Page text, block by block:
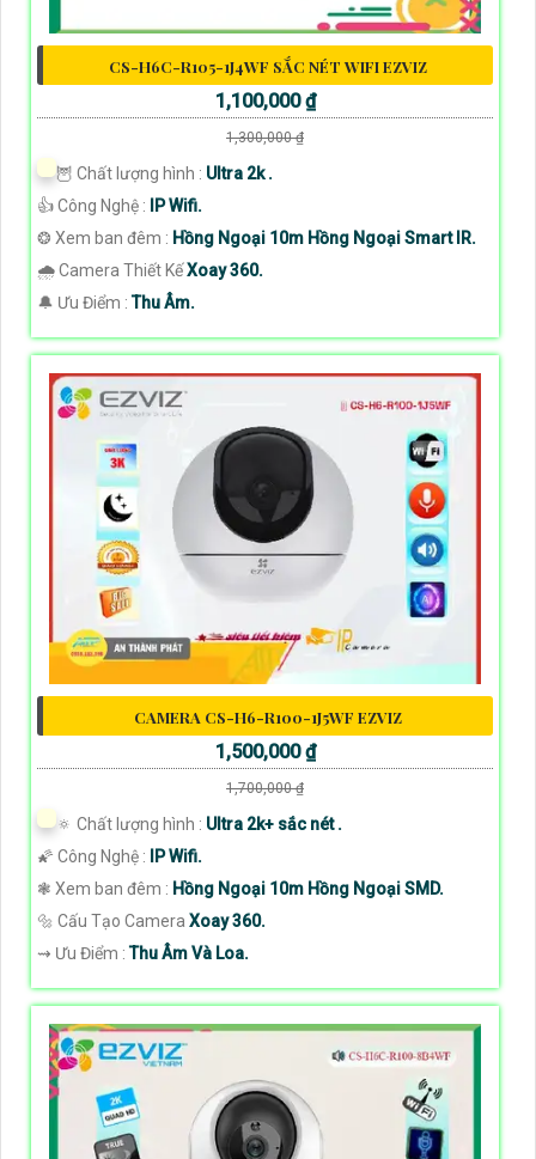
CS-H6C-R105-1J4WF SẮC NÉT WIFI EZVIZ
1,100,000 ₫
1,300,000 ₫
🦉 Chất lượng hình : Ultra 2k .
👍 Công Nghệ :
IP Wifi.
❂ Xem ban đêm : Hồng Ngoại 10m Hồng Ngoại Smart IR.
🌧️ Camera Thiết KếXoay 360.
️🔔 Ưu Điểm :Thu Âm.
CAMERA CS-H6-R100-1J5WF EZVIZ
1,500,000 ₫
1,700,000 ₫
🔅 Chất lượng hình : Ultra 2k+ sắc nét .
🌠 Công Nghệ :
IP Wifi.
❃ Xem ban đêm : Hồng Ngoại 10m Hồng Ngoại SMD.
🔩 Cấu Tạo Camera Xoay 360.
️⇝ Ưu Điểm :Thu Âm Và Loa.